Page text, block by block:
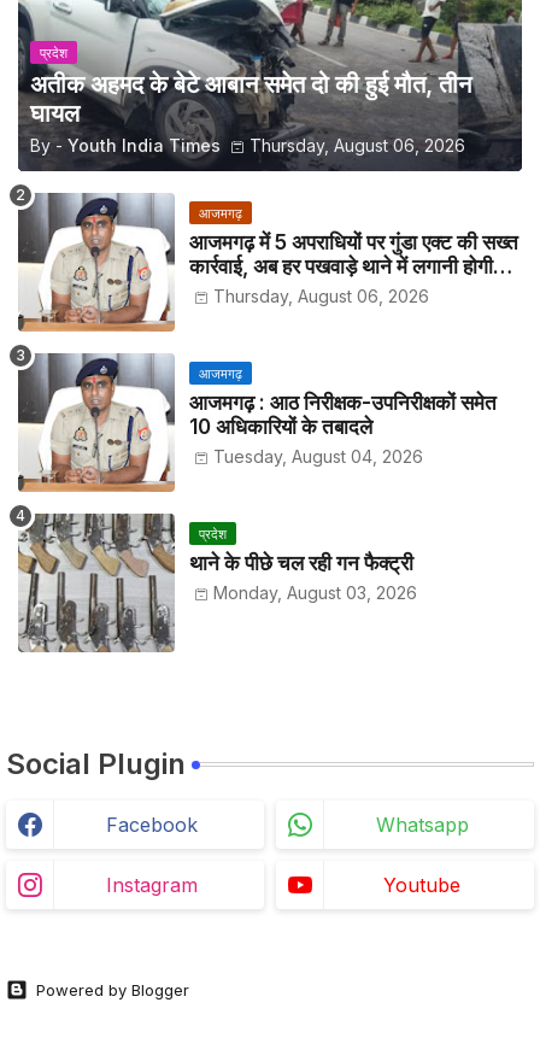
प्रदेश
अतीक अहमद के बेटे आबान समेत दो की हुई मौत, तीन
घायल
By - Youth India Times Thursday, August 06, 2026
आजमगढ़
आजमगढ़ में 5 अपराधियों पर गुंडा एक्ट की सख्त
कार्रवाई, अब हर पखवाड़े थाने में लगानी होगी
हाजिरीThursday, August 06, 2026
आजमगढ़
आजमगढ़ : आठ निरीक्षक-उपनिरीक्षकों समेत
10 अधिकारियों के तबादले
Tuesday, August 04, 2026
प्रदेश
थाने के पीछे चल रही गन फैक्ट्री
Monday, August 03, 2026
Social Plugin
Facebook Whatsapp
Instagram Youtube
Powered by Blogger